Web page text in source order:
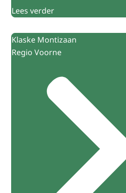
Lees verder
Klaske Montizaan
Regio Voorne